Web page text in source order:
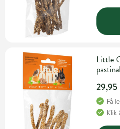
Little
29,95
Få
Klik